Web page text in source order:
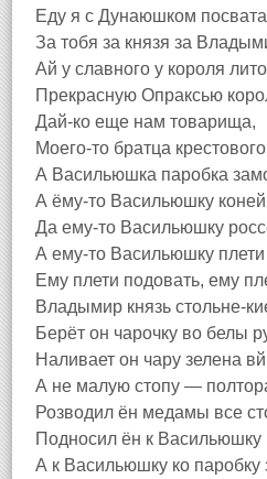
Еду я с Дунаюшком
За тобя за князя за
Ай у славного у короля
Прекрасную Опраксью
Дай-ко еще нам товарища,
Моего-то братца
А Васильюшка паробка
А ёму-то Васильюшку коней
Да ему-то Васильюшку
А ему-то Васильюшку плети
Ему плети подовать, ему
Владымир князь стольне-
Берёт он чарочку во белы
Наливает он чару зелена
А не малую стопу —
Розводил ён медамы все
Подносил ён к Васильюшку
А к Васильюшку ко паробку